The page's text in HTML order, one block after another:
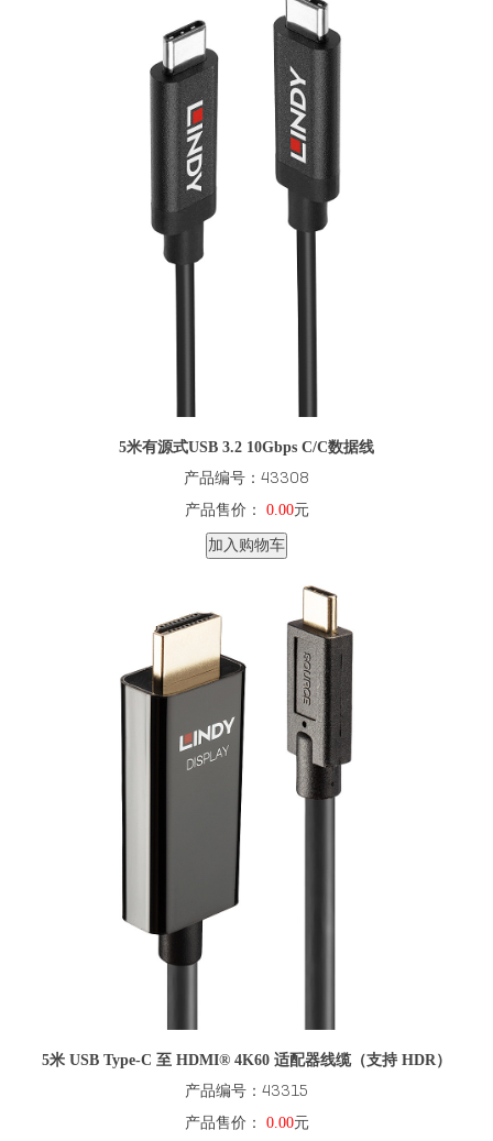
5米有源式USB 3.2 10Gbps C/C数据线
产品编号：43308
产品售价： 0.00元
加入购物车
5米 USB Type-C 至 HDMI® 4K60 适配器线缆（支持 HDR）
产品编号：43315
产品售价： 0.00元